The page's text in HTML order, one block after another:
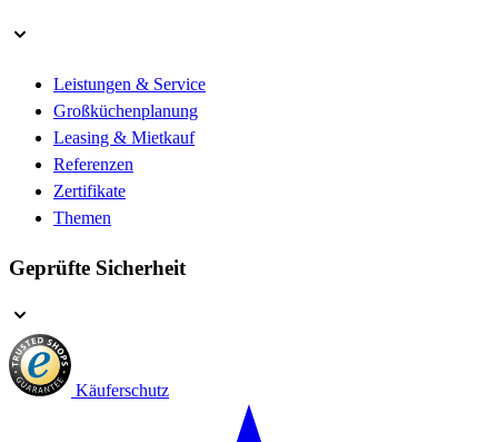
Leistungen & Service
Großküchenplanung
Leasing & Mietkauf
Referenzen
Zertifikate
Themen
Geprüfte Sicherheit
Käuferschutz